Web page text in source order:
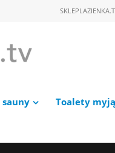
sauny Toalety